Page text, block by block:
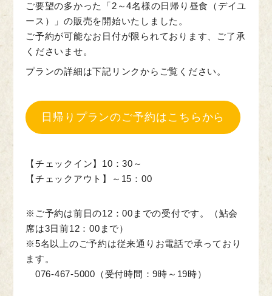
ご要望の多かった「2～4名様の日帰り昼食（デイユ
ース）」の販売を開始いたしました。
ご予約が可能なお日付が限られております、ご了承
くださいませ。
プランの詳細は下記リンクからご覧ください。
日帰りプランのご予約はこちらから
【チェックイン】10：30～
【チェックアウト】～15：00
※ご予約は前日の12：00までの受付です。（鮎会
席は3日前12：00まで）
※5名以上のご予約は従来通りお電話で承っており
ます。
076-467-5000（受付時間：9時～19時）